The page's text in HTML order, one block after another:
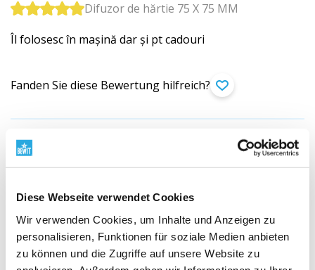
Diese Webseite verwendet Cookies
Wir verwenden Cookies, um Inhalte und Anzeigen zu
personalisieren, Funktionen für soziale Medien anbieten
zu können und die Zugriffe auf unsere Website zu
Difuzor de hărtie 75 X 75 MM
Îl folosesc în mașină dar și pt cadouri
Fanden Sie diese Bewertung hilfreich?
PL (übersetzen)
Kunde durch Produktkauf verifiziert
DYFUZOR-ZAWIESZKA PAPIEROWA 75 X
75 MM